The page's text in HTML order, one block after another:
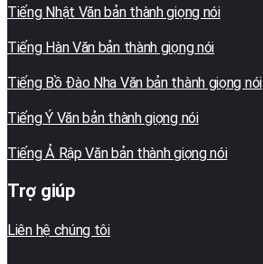
Tiếng Nhật Văn bản thành giọng nói
Tiếng Hàn Văn bản thành giọng nói
Tiếng Bồ Đào Nha Văn bản thành giọng nói
Tiếng Ý Văn bản thành giọng nói
Tiếng Ả Rập Văn bản thành giọng nói
Trợ giúp
Liên hệ chúng tôi